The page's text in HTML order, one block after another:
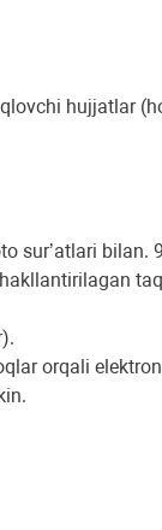
hujjatlar
sur’atlari bilan.
orqali